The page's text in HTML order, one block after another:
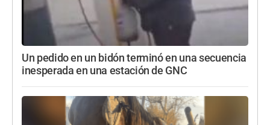
Un pedido en un bidón terminó en una secuencia
inesperada en una estación de GNC